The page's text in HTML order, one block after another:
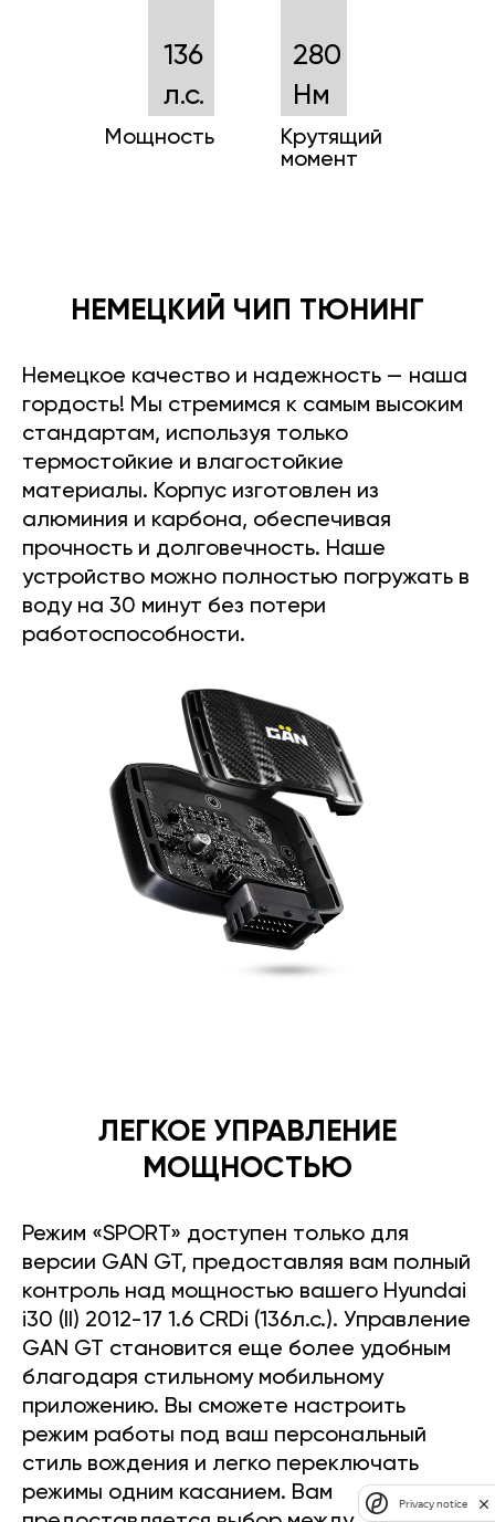
136
л.с.
Мощность
280
Нм
Крутящий
момент
НЕМЕЦКИЙ ЧИП ТЮНИНГ
Немецкое качество и надежность — наша
гордость! Мы стремимся к самым высоким
стандартам, используя только
термостойкие и влагостойкие
материалы. Корпус изготовлен из
алюминия и карбона, обеспечивая
прочность и долговечность. Наше
устройство можно полностью погружать в
воду на 30 минут без потери
работоспособности.
ЛЕГКОЕ УПРАВЛЕНИЕ
МОЩНОСТЬЮ
Режим «SPORT» доступен только для
версии GAN GT, предоставляя вам полный
контроль над мощностью вашего Hyundai
i30 (II) 2012-17 1.6 CRDi (136л.с.). Управление
GAN GT становится еще более удобным
благодаря стильному мобильному
приложению. Вы сможете настроить
режим работы под ваш персональный
стиль вождения и легко переключать
режимы одним касанием. Вам
Privacy notice